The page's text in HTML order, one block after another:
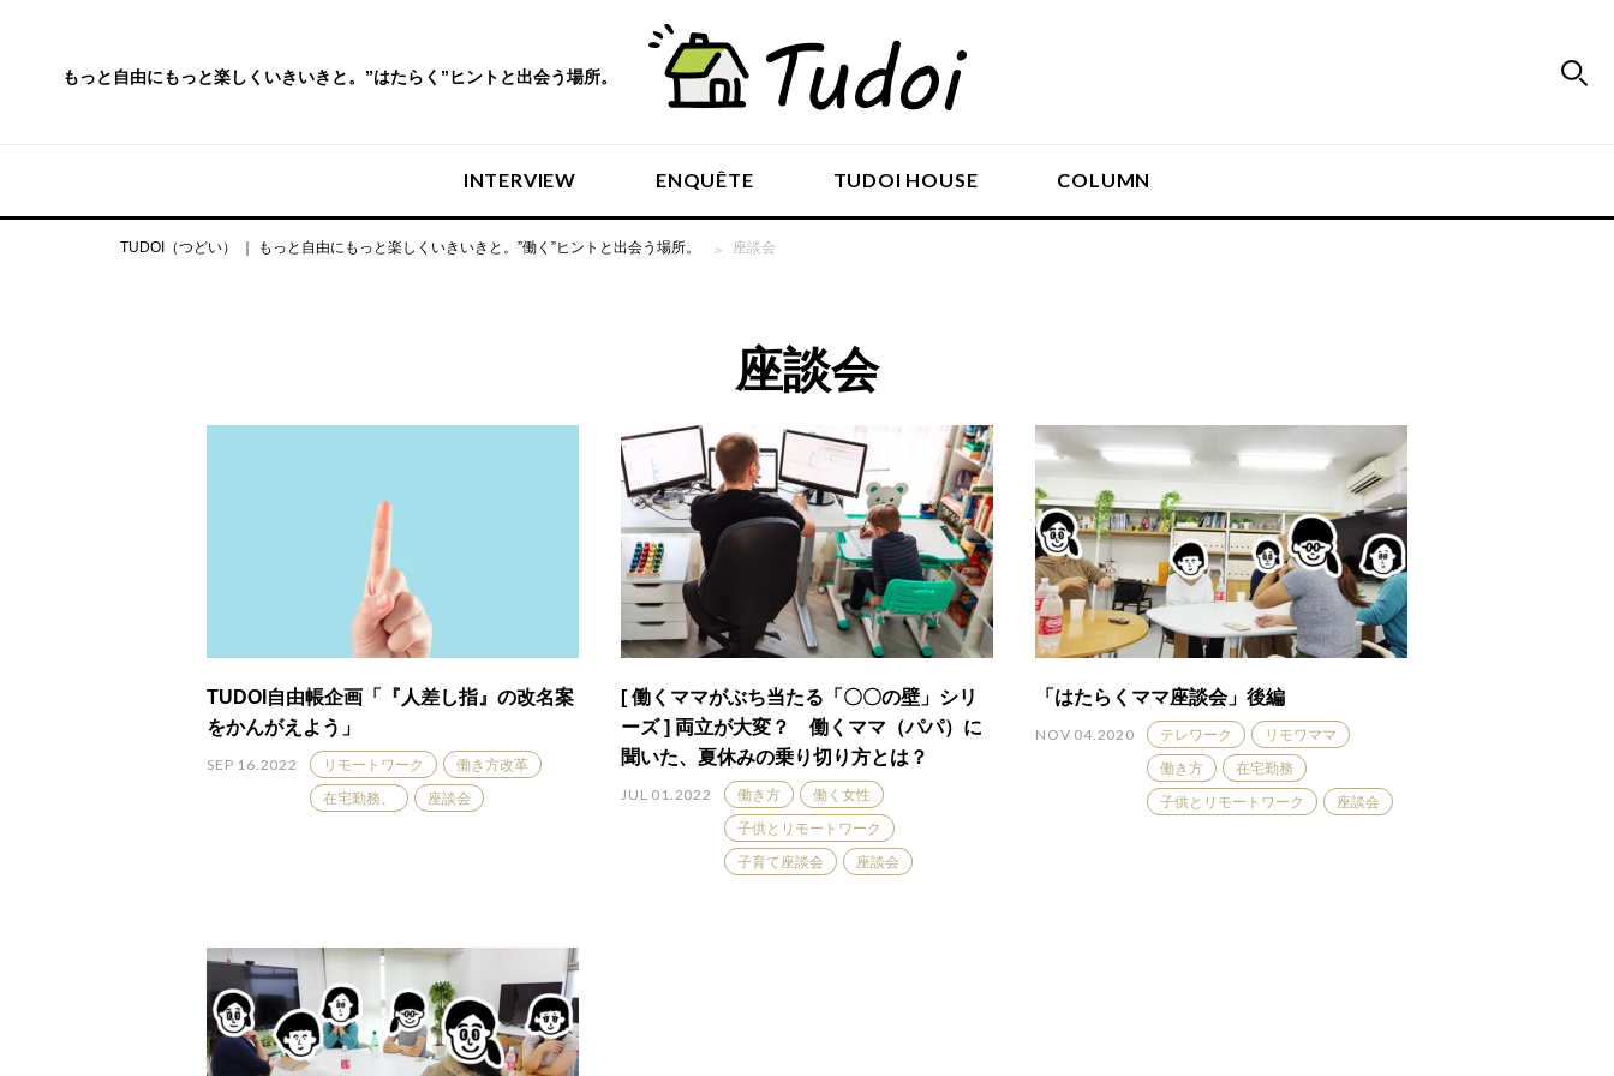
INTERVIEW ENQUÊTE TUDOI HOUSE COLUMN
もっと自由にもっと楽しくいきいきと。 ”はたらく”ヒントと出会う場所。
INTERVIEW
ENQUÊTE
TUDOI HOUSE
COLUMN
TUDOI（つどい） ｜ もっと自由にもっと楽しくいきいきと。”働く”ヒントと出会う場所。 座談会
座談会
TUDOI自由帳企画「『人差し指』の改名案
をかんがえよう」
SEP 16.2022 リモートワーク
働き方改革
在宅勤務、
座談会
[ 働くママがぶち当たる「〇〇の壁」シリ
ーズ ] 両立が大変？ 働くママ（パパ）に
聞いた、夏休みの乗り切り方とは？
JUL 01.2022 働き方
働く女性
子供とリモートワーク
子育て座談会
座談会
「はたらくママ座談会」後編
NOV 04.2020 テレワーク
リモワママ
働き方
在宅勤務
子供とリモートワーク
座談会